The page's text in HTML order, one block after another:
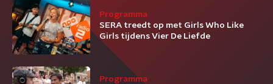
Programma
SERA treedt op met Girls Who Like
Girls tijdens Vier De Liefde
Programma